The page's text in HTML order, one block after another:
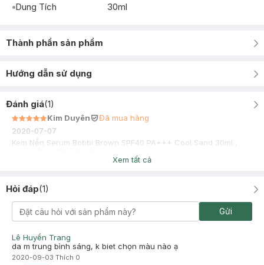
Dung Tích
30ml
Thành phần sản phẩm
Hướng dẫn sử dụng
Đánh giá(1)
Kim Duyên
Đã mua hàng
2020-07-07
Kem Nền Serum Bobbi Brown SPF40 PA+++ Cool Sand 30ml ,
Xem tất cả
Hỏi đáp(1)
Gửi
Lê Huyền Trang
da m trung bình sáng, k biet chọn màu nào ạ
2020-09-03 Thích 0